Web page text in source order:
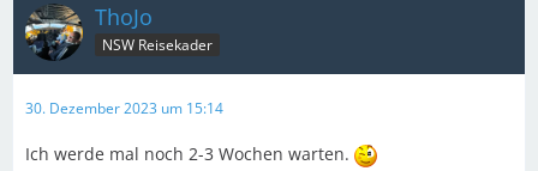
ThoJo
NSW Reisekader
30. Dezember 2023 um 15:14
Ich werde mal noch 2-3 Wochen warten.